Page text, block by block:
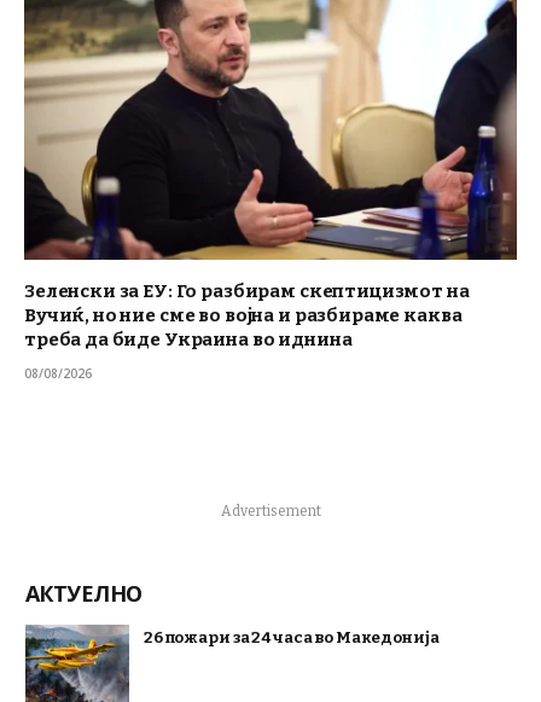
Зеленски за ЕУ: Го разбирам скептицизмот на
Вучиќ, но ние сме во војна и разбираме каква
треба да биде Украина во иднина
08/08/2026
Advertisement
АКТУЕЛНО
26 пожари за 24 часа во Македонија